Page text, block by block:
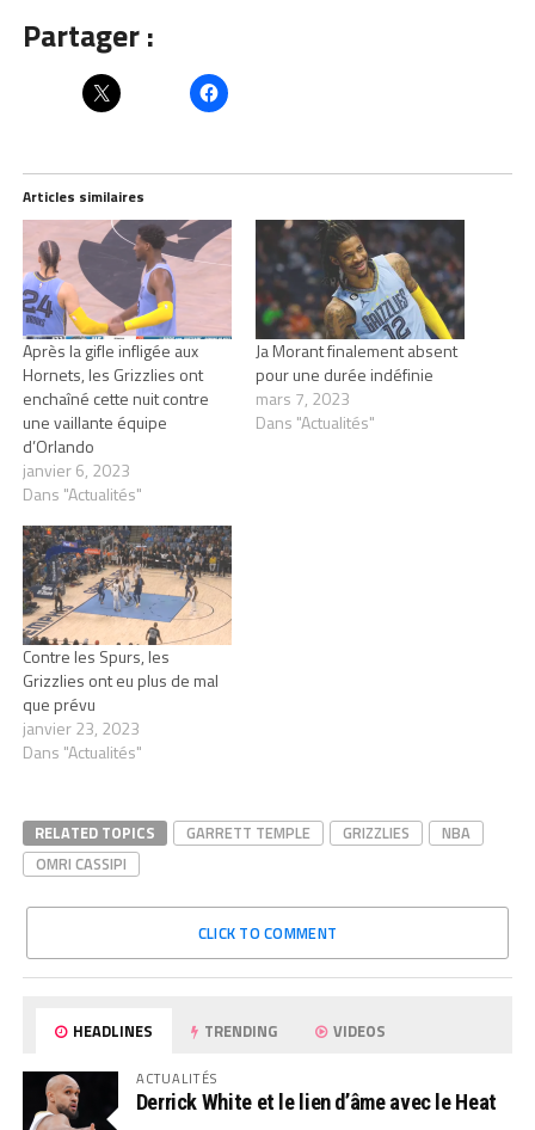
Partager :
Articles similaires
Après la gifle infligée aux
Hornets, les Grizzlies ont
enchaîné cette nuit contre
une vaillante équipe
d’Orlando
janvier 6, 2023
Dans "Actualités"
Ja Morant finalement absent
pour une durée indéfinie
mars 7, 2023
Dans "Actualités"
Contre les Spurs, les
Grizzlies ont eu plus de mal
que prévu
janvier 23, 2023
Dans "Actualités"
RELATED TOPICS GARRETT TEMPLE GRIZZLIES
NBA
OMRI CASSIPI
CLICK TO COMMENT
HEADLINES TRENDING VIDEOS
ACTUALITÉS
Derrick White et le lien d’âme avec le Heat